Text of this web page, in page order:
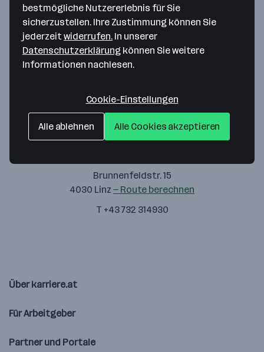
Bitte stimme unseren Cookie-
Richtlinien zu, um diese Karte
anzuzeigen.
Zustimmung geben
Brunnenfeldstr. 15
4030 Linz — Route berechnen
T +43 732 314930
Über karriere.at
Für Arbeitgeber
Partner und Portale
bestmögliche Nutzererlebnis für Sie
sicherzustellen. Ihre Zustimmung können Sie
jederzeitwiderrufen. In unserer
Datenschutzerklärung können Sie weitere
Informationen nachlesen.
Cookie-Einstellungen
Alle ablehnen Alle Cookies akzeptieren